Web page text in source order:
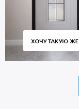
ХОЧУ ТАКУЮ ЖЕ